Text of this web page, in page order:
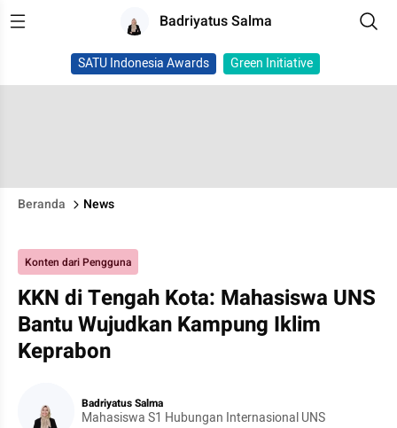
Badriyatus Salma
SATU Indonesia Awards Green Initiative
Beranda News
Konten dari Pengguna
KKN di Tengah Kota: Mahasiswa UNS
Bantu Wujudkan Kampung Iklim
Keprabon
Badriyatus Salma
Mahasiswa S1 Hubungan Internasional UNS